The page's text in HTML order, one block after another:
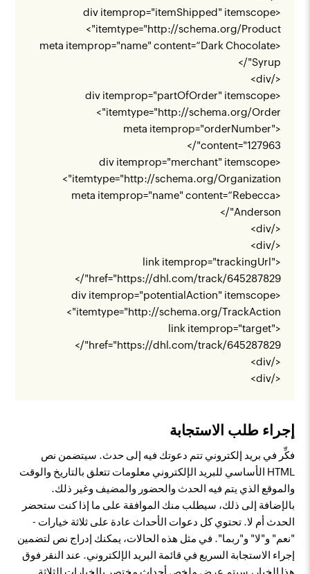
<div itemprop="itemShipped" itemscope
itemtype="http://schema.org/Product
">
<meta itemprop="name" content=“Dark Chocolate
Syrup"/>
</div>
<div itemprop="partOfOrder" itemscope
itemtype="http://schema.org/Order
">
<meta itemprop="orderNumber"
content="127963"/>
<div itemprop="merchant" itemscope
itemtype="http://schema.org/Organization
">
<meta itemprop="name" content=“Rebecca
Anderson"/>
</div>
</div>
<link itemprop="trackingUrl"
href="https://dhl.com/track/645287829
"/>
<div itemprop="potentialAction" itemscope
itemtype="http://schema.org/TrackAction
">
<link itemprop="target"
href="https://dhl.com/track/645287829
"/>
</div>
</div>
إجراء طلب الاستجابة
فكِّر في بريد إلكتروني تتم دعوتك فيه إلى حدث. سيتضمن نص
HTML الأساسي للبريد الإلكتروني معلومات تتعلق بالتاريخ والوقت
والموقع الذي يتم فيه الحدث والحضور والمضيف وغير ذلك.
بالإضافة إلى ذلك، سيطلب منك الموافقة على ما إذا كنت ستحضر
الحدث أم لا. تحتوي كل دعوات الأحداث عادة على ثلاثة خيارات -
"نعم" و"لا" و"ربما". في مثل هذه الحالات، يمكنك إدراج نص لتضمين
إجراء الاستجابة السريع في قائمة البريد الإلكتروني. عند النقر فوق
هذا الخيار، سيتم عرض ملخص أحداث مختصر بالخيارات الثلاثة.